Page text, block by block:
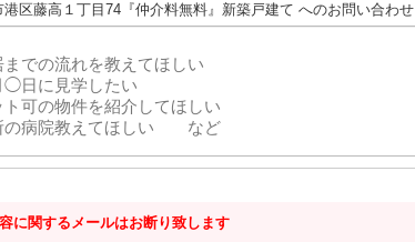
港区藤高１丁目74『仲介料無料』新築戸建て へのお問い合わせ
に関するメールはお断り致します